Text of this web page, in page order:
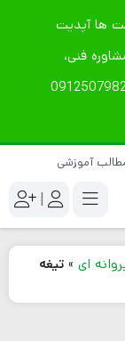
دارند. قیمت ها آپدیت
فنی،
آموزشی
|
ای » تیغه